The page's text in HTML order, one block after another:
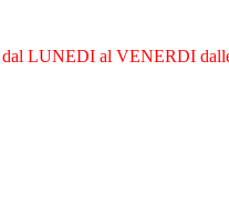
dal LUNEDI al VENERDI dalle